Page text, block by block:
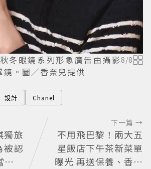
冬眼鏡系列形象廣告由攝影
。圖／香奈兒提供
8/8
設計 Chanel
獨旅
被認
人
下一篇 →
不用飛巴黎！兩大五
星飯店下午茶新菜單
曝光 再送保養、香氛